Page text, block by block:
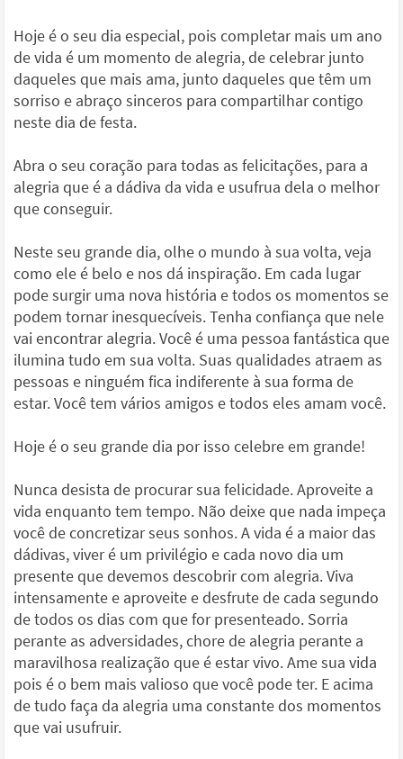
Hoje é o seu dia especial, pois completar mais um ano
de vida é um momento de alegria, de celebrar junto
daqueles que mais ama, junto daqueles que têm um
sorriso e abraço sinceros para compartilhar contigo
neste dia de festa.
Abra o seu coração para todas as felicitações, para a
alegria que é a dádiva da vida e usufrua dela o melhor
que conseguir.
Neste seu grande dia, olhe o mundo à sua volta, veja
como ele é belo e nos dá inspiração. Em cada lugar
pode surgir uma nova história e todos os momentos se
podem tornar inesquecíveis. Tenha confiança que nele
vai encontrar alegria. Você é uma pessoa fantástica que
ilumina tudo em sua volta. Suas qualidades atraem as
pessoas e ninguém fica indiferente à sua forma de
estar. Você tem vários amigos e todos eles amam você.
Hoje é o seu grande dia por isso celebre em grande!
Nunca desista de procurar sua felicidade. Aproveite a
vida enquanto tem tempo. Não deixe que nada impeça
você de concretizar seus sonhos. A vida é a maior das
dádivas, viver é um privilégio e cada novo dia um
presente que devemos descobrir com alegria. Viva
intensamente e aproveite e desfrute de cada segundo
de todos os dias com que for presenteado. Sorria
perante as adversidades, chore de alegria perante a
maravilhosa realização que é estar vivo. Ame sua vida
pois é o bem mais valioso que você pode ter. E acima
de tudo faça da alegria uma constante dos momentos
que vai usufruir.